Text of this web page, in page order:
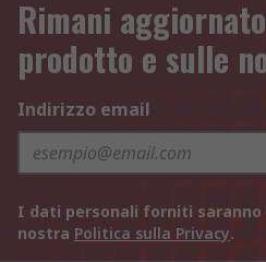
Rimani
prodotto e sulle
Indirizzo email
I dati personali forniti
nostra Politica sulla Privacy.